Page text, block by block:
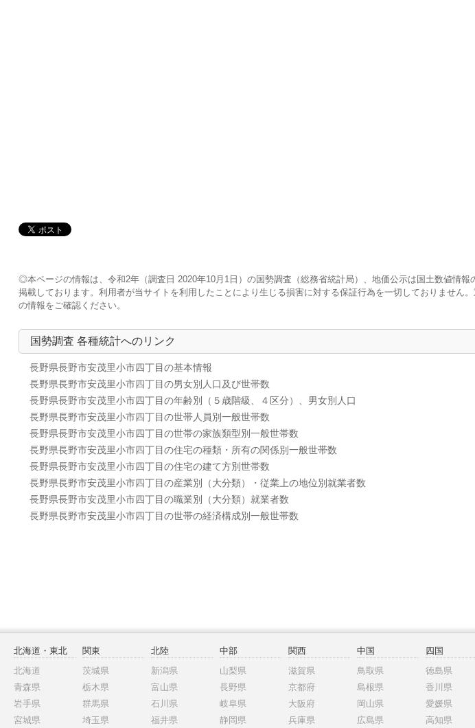
◎本ページの情報は、令和2年（調査日 2020年10月1日）の国勢調査（総務省統計局）、地価公示は国土数値情報
掲載しております。利用者が当サイトを利用したことにより生じる損害に対する保証行為を一切しておりません
の情報をご確認ください。
国勢調査 各種統計へのリンク
長野県長野市安茂里小市四丁目の基本情報
長野県長野市安茂里小市四丁目の男女別人口及び世帯数
長野県長野市安茂里小市四丁目の年齢別（５歳階級、４区分）、男女別人口
長野県長野市安茂里小市四丁目の世帯人員別一般世帯数
長野県長野市安茂里小市四丁目の世帯の家族類型別一般世帯数
長野県長野市安茂里小市四丁目の住宅の種類・所有の関係別一般世帯数
長野県長野市安茂里小市四丁目の住宅の建て方別世帯数
長野県長野市安茂里小市四丁目の産業別（大分類）・従業上の地位別就業者数
長野県長野市安茂里小市四丁目の職業別（大分類）就業者数
長野県長野市安茂里小市四丁目の世帯の経済構成別一般世帯数
北海道・東北
北海道
青森県
岩手県
宮城県
関東
茨城県
栃木県
群馬県
埼玉県
北陸
新潟県
富山県
石川県
福井県
中部
山梨県
長野県
岐阜県
静岡県
関西
滋賀県
京都府
大阪府
兵庫県
中国
鳥取県
島根県
岡山県
広島県
四国
徳島県
香川県
愛媛県
高知県